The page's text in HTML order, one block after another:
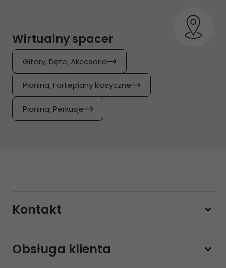
Wirtualny spacer
Gitary, Dęte, Akcesoria
Pianina, Fortepiany klasyczne
Pianina, Perkusje
Kontakt
228800000
Obsługa klienta